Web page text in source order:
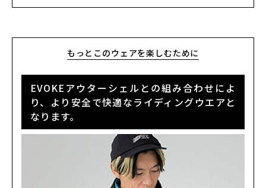
の組み合わせで長い期間着用していただけ、限られた資源を有効に
もっとこのウェアを楽しむために
EVOKEアウターシェルとの組み合わせによ
り、より安全で快適なライディングウエアと
なります。
LIGHT GREY
SOLID BLACK
SOLID BLACK
¥22,000(税込)